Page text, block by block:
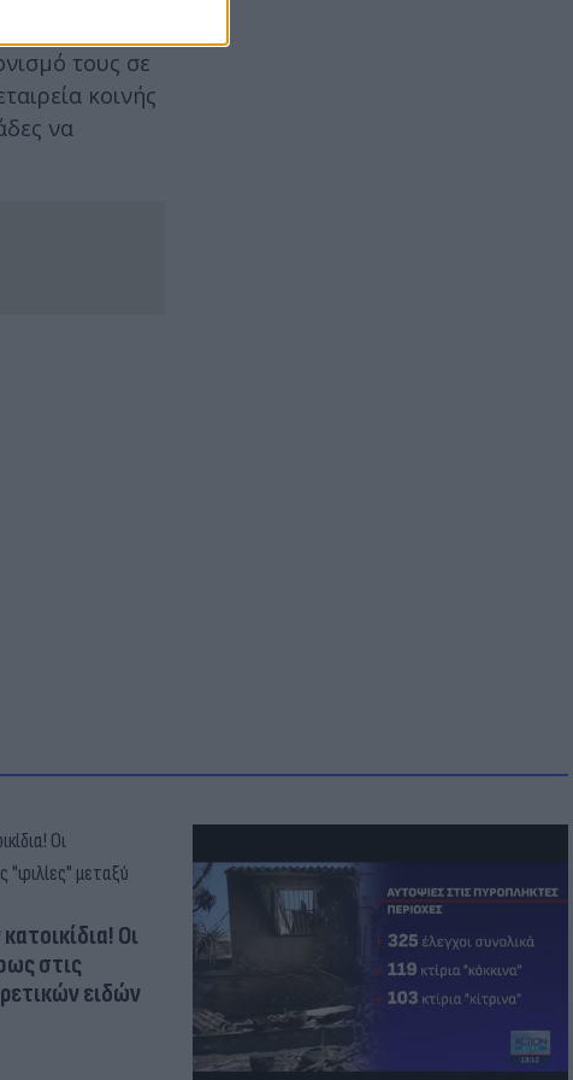
τους σε
κοινής
να
Οι
στις
ειδών